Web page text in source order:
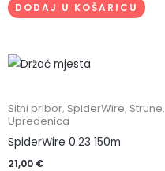
DODAJ U KOŠARICU
Sitni pribor, SpiderWire, Strune,
Upredenica
SpiderWire 0.23 150m
21,00 €